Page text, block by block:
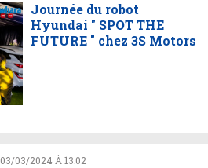
Journée du robot
Hyundai " SPOT THE
FUTURE " chez 3S Motors
03/03/2024 À 13:02